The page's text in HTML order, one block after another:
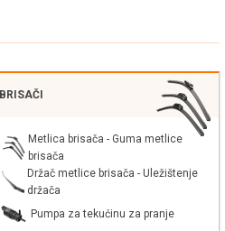
BRISAČI
Metlica brisača - Guma metlice
brisača
Držač metlice brisača - Uležištenje
držača
Pumpa za tekućinu za pranje